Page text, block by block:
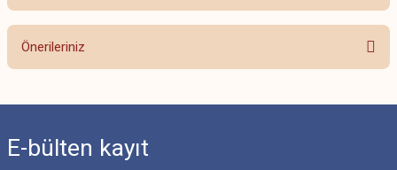
Bu ürüne ilk yorumu siz yapın!
Önerileriniz
Görüş ve önerileriniz için teşekkür ederiz.
E-bülten kayıt